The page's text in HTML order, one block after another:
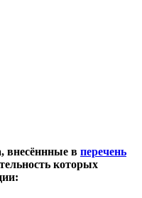
внесённные в перечень
которых